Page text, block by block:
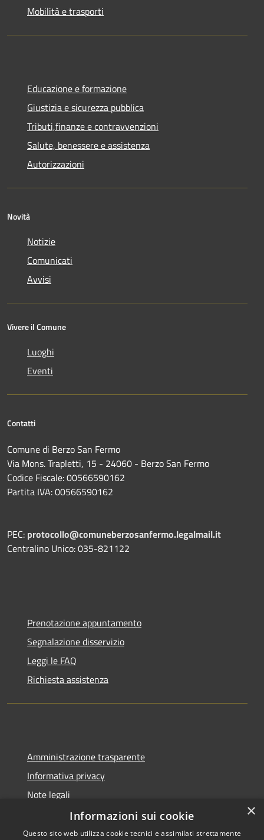
Mobilità e trasporti
Educazione e formazione
Giustizia e sicurezza pubblica
Tributi,finanze e contravvenzioni
Salute, benessere e assistenza
Autorizzazioni
Novità
Notizie
Comunicati
Avvisi
Vivere il Comune
Luoghi
Eventi
Contatti
Comune di Berzo San Fermo
Via Mons. Trapletti, 15 - 24060 - Berzo San Fermo
Codice Fiscale: 00566590162
Partita IVA: 00566590162
PEC: protocollo@comuneberzosanfermo.legalmail.it
Centralino Unico: 035-821122
Prenotazione appuntamento
Segnalazione disservizio
Leggi le FAQ
Richiesta assistenza
Amministrazione trasparente
Informativa privacy
Note legali
Dichiarazione di accessibilità
×
Informazioni sui cookie
Questo sito web utilizza cookie tecnici e assimilati strettamente